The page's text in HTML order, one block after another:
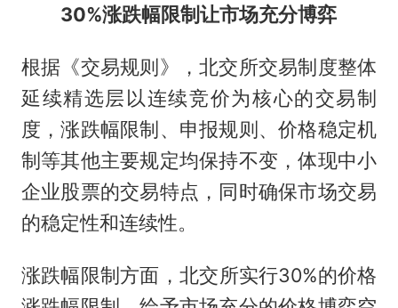
30%涨跌幅限制让市场充分博弈
根据《交易规则》，北交所交易制度整体
延续精选层以连续竞价为核心的交易制
度，涨跌幅限制、申报规则、价格稳定机
制等其他主要规定均保持不变，体现中小
企业股票的交易特点，同时确保市场交易
的稳定性和连续性。
涨跌幅限制方面，北交所实行30%的价格